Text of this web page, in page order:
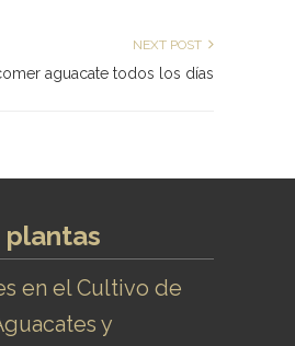
NEXT POST
aguacate todos los días
plantas
en el Cultivo de
y